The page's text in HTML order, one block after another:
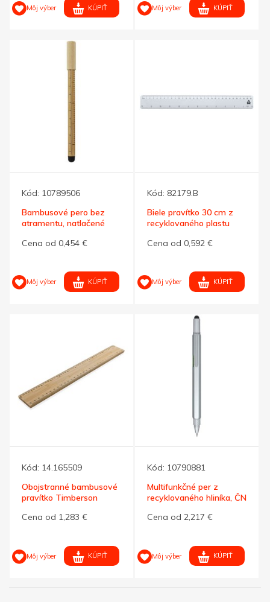
Môj výber KÚPIŤ Môj výber KÚPIŤ
Kód: 10789506
Bambusové pero bez
atramentu, natlačené
Cena od 0,454 €
Môj výber KÚPIŤ
Kód: 82179.B
Biele pravítko 30 cm z
recyklovaného plastu
Cena od 0,592 €
Môj výber KÚPIŤ
Kód: 14.165509
Obojstranné bambusové
pravítko Timberson
Cena od 1,283 €
Môj výber KÚPIŤ
Kód: 10790881
Multifunkčné per z
recyklovaného hliníka, ČN
Cena od 2,217 €
Môj výber KÚPIŤ